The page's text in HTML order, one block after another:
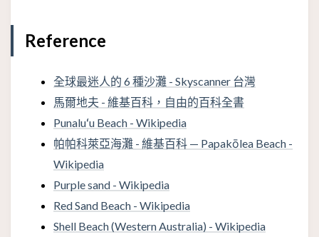
Reference
全球最迷人的 6 種沙灘 - Skyscanner 台灣
馬爾地夫 - 維基百科，自由的百科全書
Punaluʻu Beach - Wikipedia
帕帕科萊亞海灘 - 維基百科 — Papakōlea Beach -
Wikipedia
Purple sand - Wikipedia
Red Sand Beach - Wikipedia
Shell Beach (Western Australia) - Wikipedia